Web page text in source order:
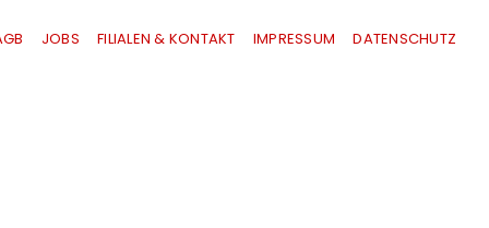
JOBS FILIALEN & KONTAKT IMPRESSUM |DATENSCHUTZ